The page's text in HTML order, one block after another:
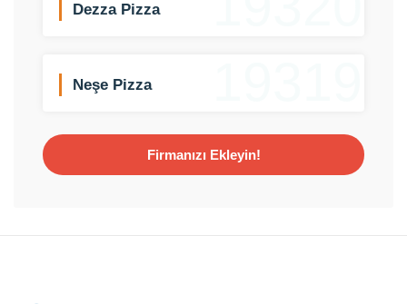
Dezza Pizza
Neşe Pizza
Firmanızı Ekleyin!